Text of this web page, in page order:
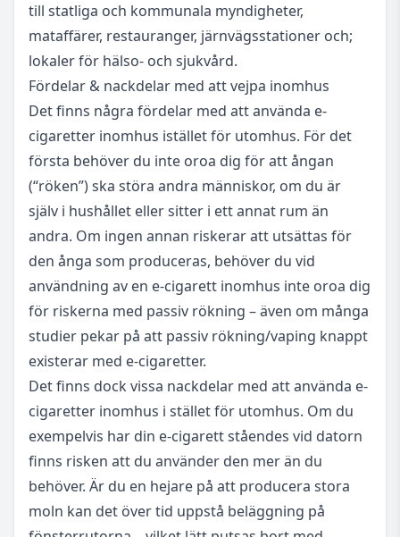
till statliga och kommunala myndigheter,
mataffärer, restauranger, järnvägsstationer och;
lokaler för hälso- och sjukvård.
Fördelar & nackdelar med att vejpa inomhus
Det finns några fördelar med att använda e-
cigaretter inomhus istället för utomhus. För det
första behöver du inte oroa dig för att ångan
(“röken”) ska störa andra människor, om du är
själv i hushållet eller sitter i ett annat rum än
andra. Om ingen annan riskerar att utsättas för
den ånga som produceras, behöver du vid
användning av en e-cigarett inomhus inte oroa dig
för riskerna med passiv rökning – även om många
studier pekar på att passiv rökning/vaping knappt
existerar med e-cigaretter.
Det finns dock vissa nackdelar med att använda e-
cigaretter inomhus i stället för utomhus. Om du
exempelvis har din e-cigarett ståendes vid datorn
finns risken att du använder den mer än du
behöver. Är du en hejare på att producera stora
moln kan det över tid uppstå beläggning på